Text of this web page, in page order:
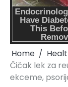
Home
Čičak lek za
ekceme,